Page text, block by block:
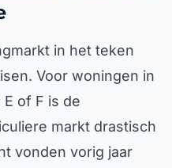
in het teken
Voor woningen in
of F is de
markt drastisch
vonden vorig jaar